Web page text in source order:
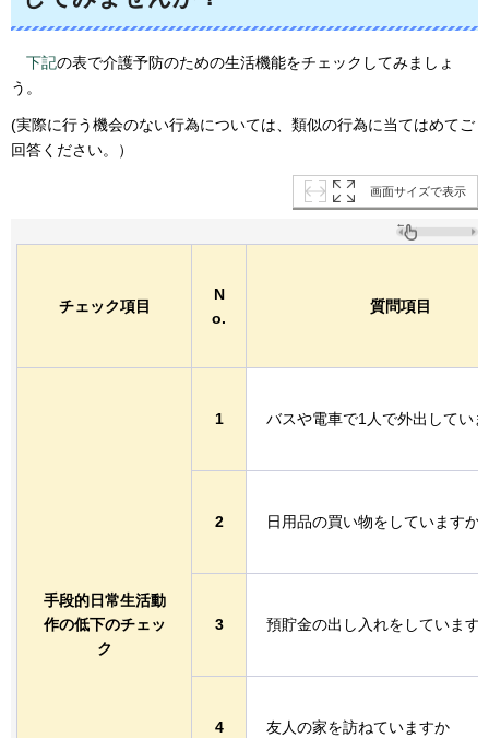
下記の表で介護予防のための生活機能をチェックしてみましょ
う。
(実際に行う機会のない行為については、類似の行為に当てはめてご
回答ください。）
画面サイズで表示
チェック項目
N
o.
質問項目
手段的日常生活動
作の低下のチェッ
ク
1 バスや電車で1人で外出してい
2 日用品の買い物をしていますか
3 預貯金の出し入れをしています
4 友人の家を訪ねていますか